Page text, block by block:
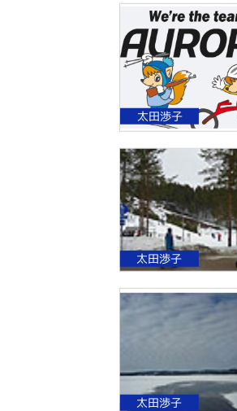
太田渉子
太田渉子
太田渉子